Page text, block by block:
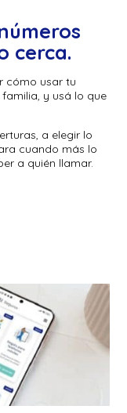
cerca.
cómo usar tu
y usá lo que
a elegir lo
cuando más lo
a quién llamar.